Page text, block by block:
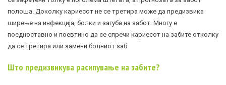
полоша. Доколку кариесот не се третира може да предизвика
ширење на инфекција, болки и загуба на забот. Многу е
поедноставно и поевтино да се спречи кариесот на забите отколку
да се третира или замени болниот заб.
Што предизвикува расипување на забите?